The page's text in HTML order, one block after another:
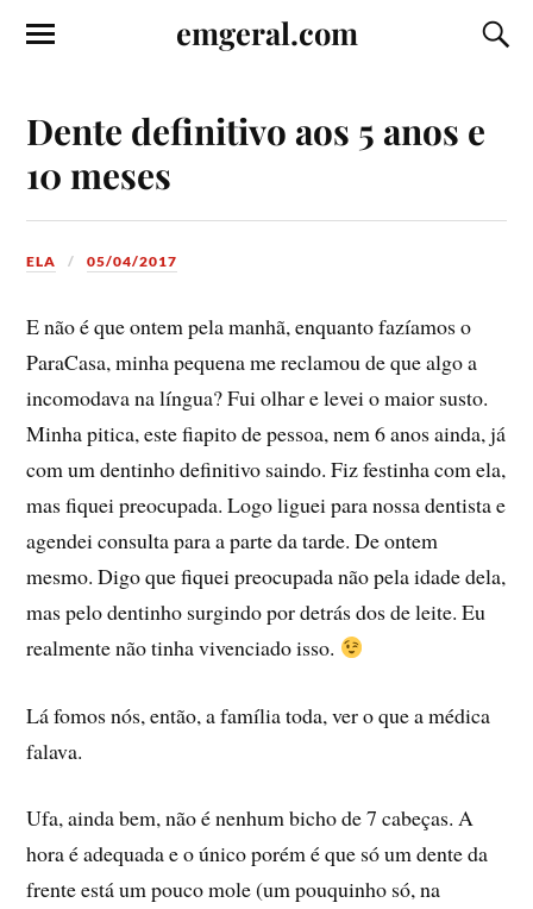
emgeral.com
Dente definitivo aos 5 anos e
10 meses
ELA 05/04/2017
E não é que ontem pela manhã, enquanto fazí­amos o
ParaCasa, minha pequena me reclamou de que algo a
incomodava na lí­ngua? Fui olhar e levei o maior susto.
Minha pitica, este fiapito de pessoa, nem 6 anos ainda, já
com um dentinho definitivo saindo. Fiz festinha com ela,
mas fiquei preocupada. Logo liguei para nossa dentista e
agendei consulta para a parte da tarde. De ontem
mesmo. Digo que fiquei preocupada não pela idade dela,
mas pelo dentinho surgindo por detrás dos de leite. Eu
realmente não tinha vivenciado isso.
Lá fomos nós, então, a famí­lia toda, ver o que a médica
falava.
Ufa, ainda bem, não é nenhum bicho de 7 cabeças. A
hora é adequada e o único porém é que só um dente da
frente está um pouco mole (um pouquinho só, na